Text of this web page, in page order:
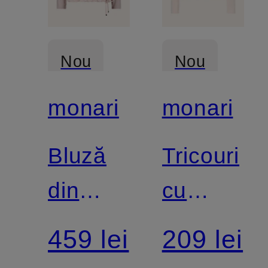
Nou
Certificat
monari
Bluză
din
material
mixt, cu
459 lei
Nou
Certificat
monari
Tricouri
cu
mânecă
lungă
209 lei